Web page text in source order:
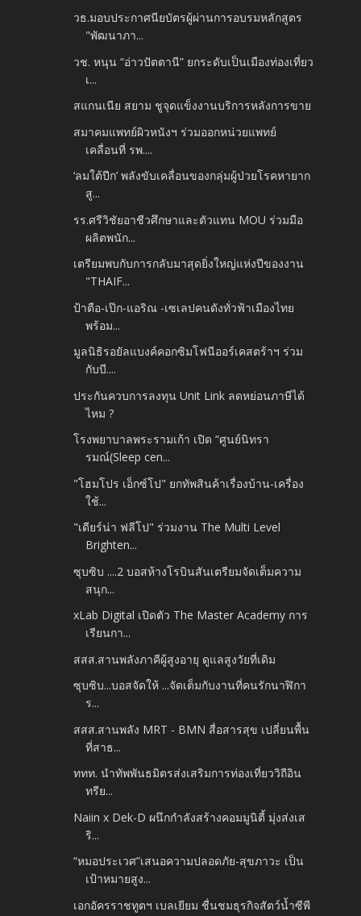
วธ.มอบประกาศนียบัตรผู้ผ่านการอบรมหลักสูตร
"พัฒนาภา...
วช. หนุน “อ่าวปัตตานี” ยกระดับเป็นเมืองท่องเที่ยว
เ...
สแกนเนีย สยาม ชูจุดแข็งงานบริการหลังการขาย
สมาคมแพทย์ผิวหนังฯ ร่วมออกหน่วยแพทย์
เคลื่อนที่ รพ....
‘ลมใต้ปีก’ พลังขับเคลื่อนของกลุ่มผู้ป่วยโรคหายาก
สู...
รร.ศรีวิชัยอาชีวศึกษาและตัวแทน MOU ร่วมมือ
ผลิตพนัก...
เตรียมพบกับการกลับมาสุดยิ่งใหญ่แห่งปีของงาน
"THAIF...
ป้าตือ-เป๊ก-แอริณ -เซเลปคนดังทั่วฟ้าเมืองไทย
พร้อม...
มูลนิธิรอยัลแบงค์คอกซิมโฟนีออร์เคสตร้าฯ ร่วม
กับบี....
ประกันควบการลงทุน Unit Link ลดหย่อนภาษีได้
ไหม ?
โรงพยาบาลพระรามเก้า เปิด “ศูนย์นิทรา
รมณ์(Sleep cen...
"โฮมโปร เอ็กซ์โป" ยกทัพสินค้าเรื่องบ้าน-เครื่อง
ใช้...
"เดียร์น่า ฟลีโป" ร่วมงาน The Multi Level
Brighten...
ซุบซิบ ....2 บอสห้างโรบินสันเตรียมจัดเต็มความ
สนุก...
xLab Digital เปิดตัว The Master Academy การ
เรียนกา...
สสส.สานพลังภาคีผู้สูงอายุ ดูแลสูงวัยที่เดิม
ซุบซิบ...บอสจัดให้ ...จัดเต็มกับงานที่คนรักนาฬิกา
ร...
สสส.สานพลัง MRT - BMN สื่อสารสุข เปลี่ยนพื้น
ที่สาธ...
ททท. นำทัพพันธมิตรส่งเสริมการท่องเที่ยววิถีอิน
ทรีย...
Naiin x Dek-D ผนึกกำลังสร้างคอมมูนิตี้ มุ่งส่งเส
ริ...
“หมอประเวศ”เสนอความปลอดภัย-สุขภาวะ เป็น
เป้าหมายสูง...
เอกอัครราชทูตฯ เบลเยียม ชื่นชมธุรกิจสัตว์น้ำซีพี